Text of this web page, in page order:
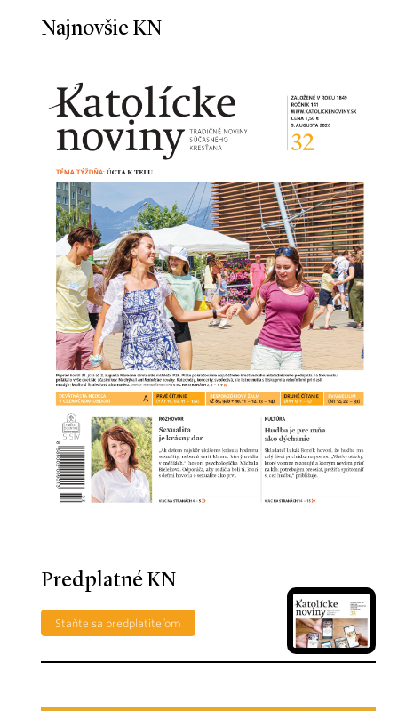
Najnovšie KN
Predplatné KN
Staňte sa predplatiteľom